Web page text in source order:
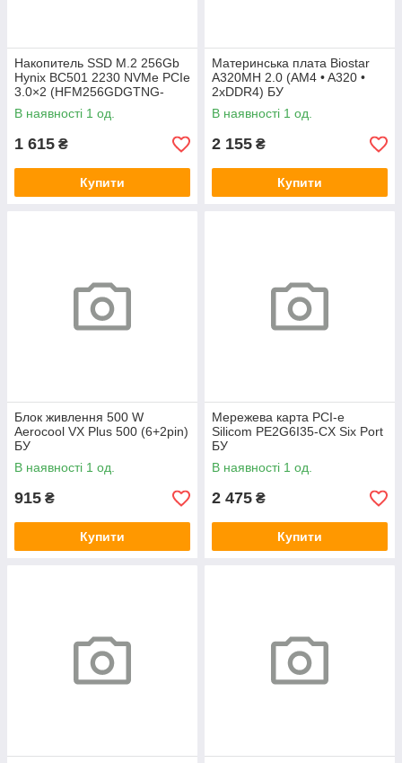
Накопитель SSD M.2 256Gb
Hynix BC501 2230 NVMe PCIe
3.0×2 (HFM256GDGTNG-
83A0A) 800/1600 БУ
В наявності 1 од.
1 615 ₴
Купити
Материнська плата Biostar
A320MH 2.0 (AM4 • A320 •
2xDDR4) БУ
В наявності 1 од.
2 155 ₴
Купити
Блок живлення 500 W
Aerocool VX Plus 500 (6+2pin)
БУ
В наявності 1 од.
915 ₴
Купити
Мережева карта PCI-e
Silicom PE2G6I35-CX Six Port
БУ
В наявності 1 од.
2 475 ₴
Купити